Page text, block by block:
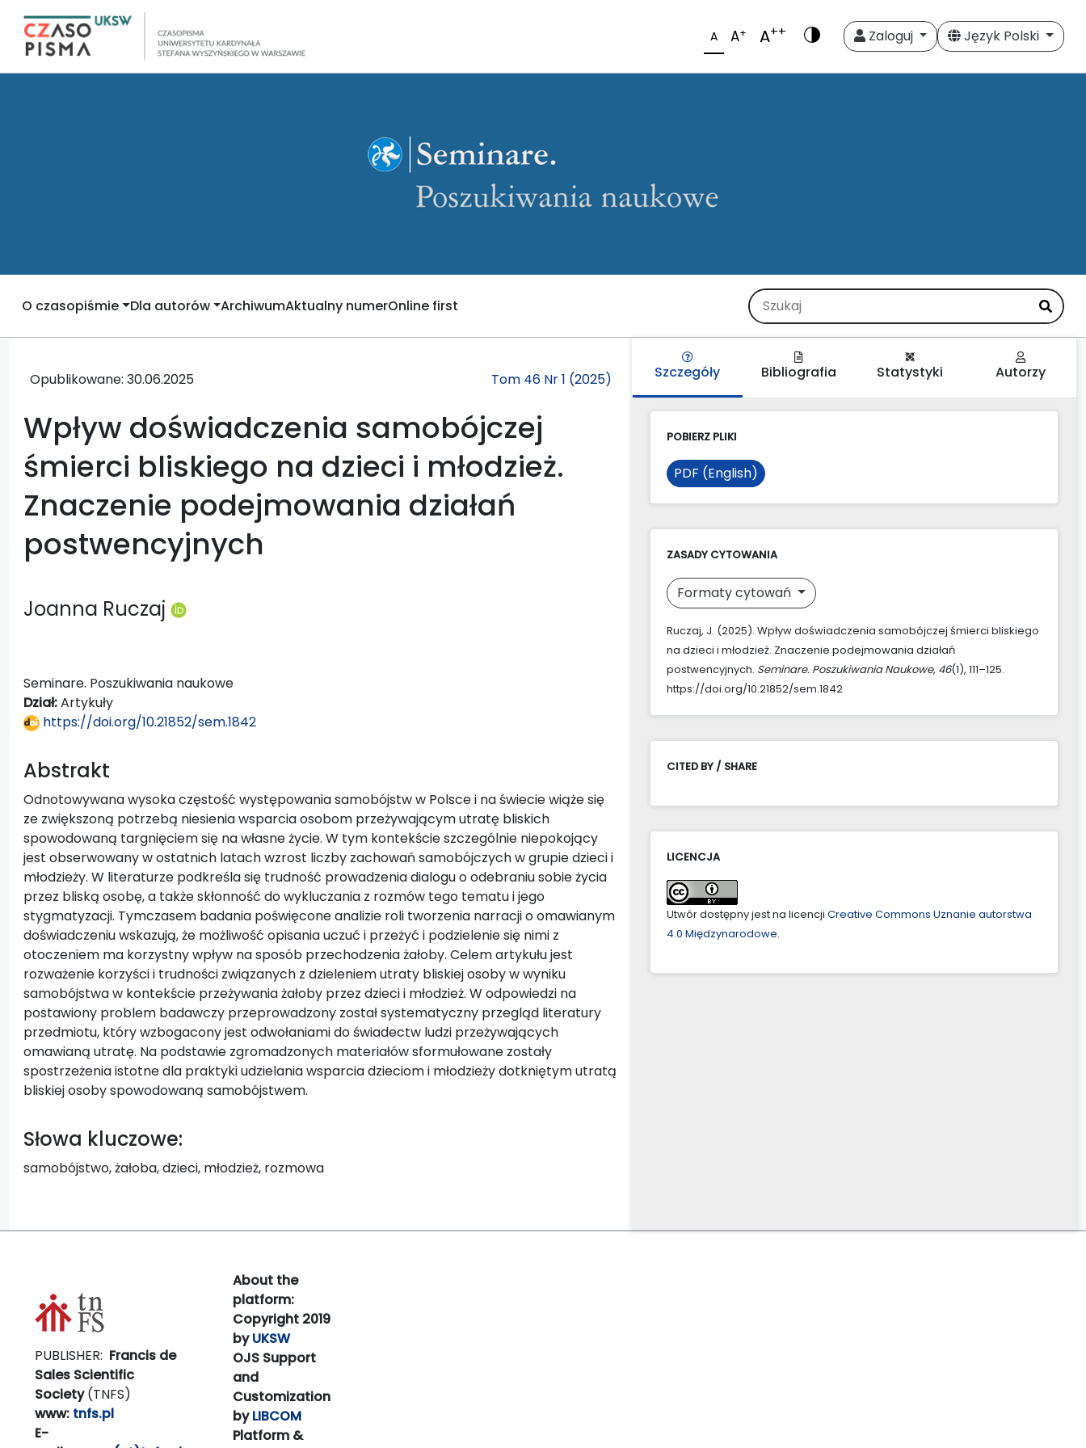
A A+ A++ Zaloguj Język Polski
O czasopiśmie Dla autorów ArchiwumAktualny numerOnline first
Opublikowane: 30.06.2025 Tom 46 Nr 1 (2025)
Wpływ doświadczenia samobójczej
śmierci bliskiego na dzieci i młodzież.
Znaczenie podejmowania działań
postwencyjnych
Joanna Ruczaj
Seminare. Poszukiwania naukowe
Dział:Artykuły
https://doi.org/10.21852/sem.1842
Abstrakt
Odnotowywana wysoka częstość występowania samobójstw w Polsce i na świecie wiąże się
ze zwiększoną potrzebą niesienia wsparcia osobom przeżywającym utratę bliskich
spowodowaną targnięciem się na własne życie. W tym kontekście szczególnie niepokojący
jest obserwowany w ostatnich latach wzrost liczby zachowań samobójczych w grupie dzieci i
młodzieży. W literaturze podkreśla się trudność prowadzenia dialogu o odebraniu sobie życia
przez bliską osobę, a także skłonność do wykluczania z rozmów tego tematu i jego
stygmatyzacji. Tymczasem badania poświęcone analizie roli tworzenia narracji o omawianym
doświadczeniu wskazują, że możliwość opisania uczuć i przeżyć i podzielenie się nimi z
otoczeniem ma korzystny wpływ na sposób przechodzenia żałoby. Celem artykułu jest
rozważenie korzyści i trudności związanych z dzieleniem utraty bliskiej osoby w wyniku
samobójstwa w kontekście przeżywania żałoby przez dzieci i młodzież. W odpowiedzi na
postawiony problem badawczy przeprowadzony został systematyczny przegląd literatury
przedmiotu, który wzbogacony jest odwołaniami do świadectw ludzi przeżywających
omawianą utratę. Na podstawie zgromadzonych materiałów sformułowane zostały
spostrzeżenia istotne dla praktyki udzielania wsparcia dzieciom i młodzieży dotkniętym utratą
bliskiej osoby spowodowaną samobójstwem.
Słowa kluczowe:
samobójstwo, żałoba, dzieci, młodzież, rozmowa
Szczegóły Bibliografia Statystyki Autorzy
POBIERZ PLIKI
PDF (English)
ZASADY CYTOWANIA
Formaty cytowań
Ruczaj, J. (2025). Wpływ doświadczenia samobójczej śmierci bliskiego
na dzieci i młodzież. Znaczenie podejmowania działań
postwencyjnych. Seminare. Poszukiwania Naukowe, 46(1), 111–125.
https://doi.org/10.21852/sem.1842
CITED BY / SHARE
LICENCJA
Utwór dostępny jest na licencji Creative Commons Uznanie autorstwa
4.0 Międzynarodowe.
PUBLISHER: Francis de
Sales Scientific
Society(TNFS)
www: tnfs.pl
E-
About the
platform:
Copyright 2019
byUKSW
OJS Support
and
Customization
byLIBCOM
Platform &